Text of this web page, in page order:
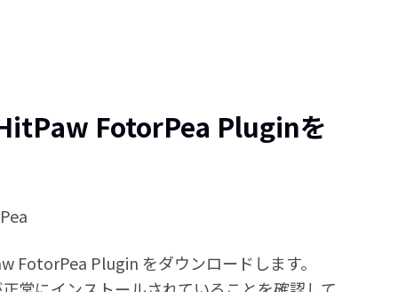
FotorPea Pluginを
FotorPea Plugin をダウンロードします。